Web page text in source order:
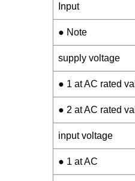
Input
● Note
supply voltage
● 1 at AC rated
● 2 at AC rated
input voltage
● 1 at AC